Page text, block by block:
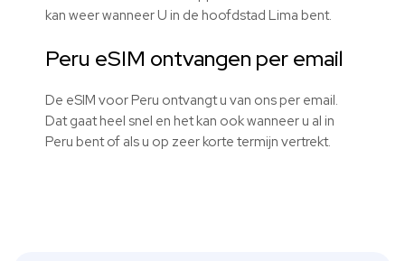
kan weer wanneer U in de hoofdstad Lima bent.
Peru eSIM ontvangen per email
De eSIM voor Peru ontvangt u van ons per email.
Dat gaat heel snel en het kan ook wanneer u al in
Peru bent of als u op zeer korte termijn vertrekt.